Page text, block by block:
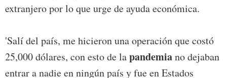
extranjero por lo que urge de ayuda económica.
'Salí del país, me hicieron una operación que costó
25,000 dólares, con esto de lapandemiano dejaban
entrar a nadie en ningún país y fue en Estados